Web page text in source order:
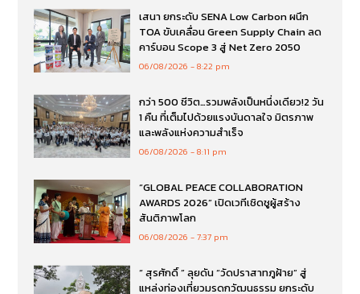
เสนา ยกระดับ SENA Low Carbon ผนึก
TOA ขับเคลื่อน Green Supply Chain ลด
คาร์บอน Scope 3 สู่ Net Zero 2050
06/08/2026 8:22 pm
กว่า 500 ชีวิต…รวมพลังเป็นหนึ่งเดียว!2 วัน
1 คืน ที่เต็มไปด้วยแรงบันดาลใจ มิตรภาพ
และพลังแห่งความสำเร็จ
06/08/2026 8:11 pm
“GLOBAL PEACE COLLABORATION
AWARDS 2026” เปิดเวทีเชิดชูผู้สร้าง
สันติภาพโลก
06/08/2026 7:37 pm
“ สุรศักดิ์ ” ลุยดัน “วัดปราสาทภูฝ้าย” สู่
แหล่งท่องเที่ยวมรดกวัฒนธรรม ยกระดับ